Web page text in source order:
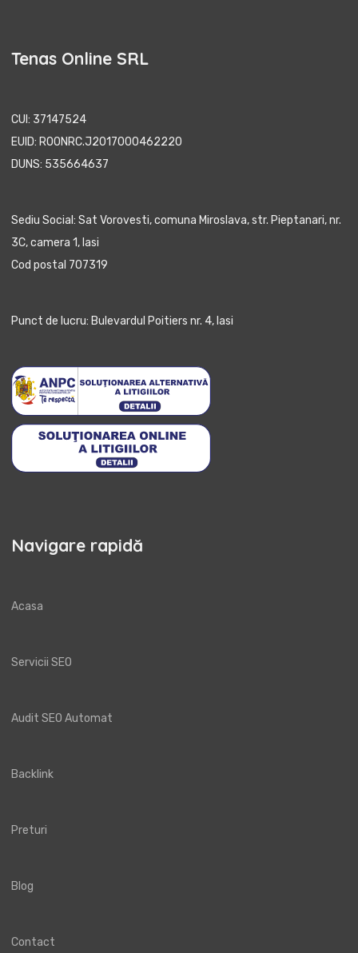
Tenas Online SRL
CUI: 37147524
EUID: ROONRC.J2017000462220
DUNS: 535664637
Sediu Social: Sat Vorovesti, comuna Miroslava, str. Pieptanari, nr.
3C, camera 1, Iasi
Cod postal 707319
Punct de lucru: Bulevardul Poitiers nr. 4, Iasi
Navigare rapidă
Acasa
Servicii SEO
Audit SEO Automat
Backlink
Preturi
Blog
Contact